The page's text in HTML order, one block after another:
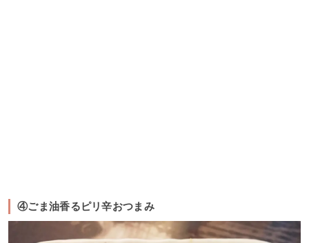
④ごま油香るピリ辛おつまみ